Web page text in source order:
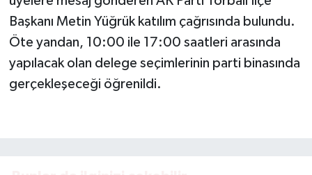
Başkanı Metin Yüğrük katılım çağrısında bulundu.
Öte yandan, 10:00 ile 17:00 saatleri arasında
yapılacak olan delege seçimlerinin parti binasında
gerçekleşeceği öğrenildi.